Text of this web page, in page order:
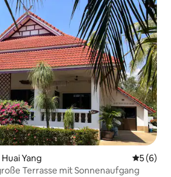
Yang
5 (6)
Terrasse mit Sonnenaufgang